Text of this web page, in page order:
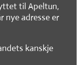
til Apeltun,
nye adresse er
kanskje